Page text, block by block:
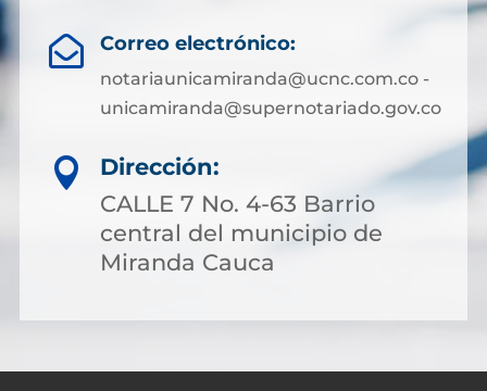
 Correo electrónico:
notariaunicamiranda@ucnc.com.co -
unicamiranda@supernotariado.gov.co

Dirección:
CALLE 7 No. 4-63 Barrio
central del municipio de
Miranda Cauca